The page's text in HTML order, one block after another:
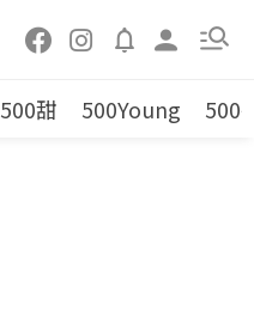
500甜 500Young 500